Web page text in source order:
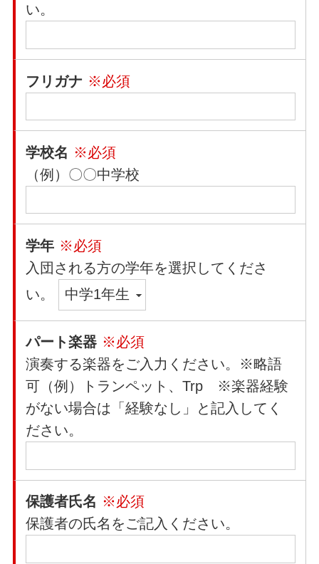
い。
フリガナ ※必須
学校名 ※必須
（例）〇〇中学校
学年 ※必須
入団される方の学年を選択してくださ
い。
パート楽器 ※必須
演奏する楽器をご入力ください。※略語
可（例）トランペット、Trp ※楽器経験
がない場合は「経験なし」と記入してく
ださい。
保護者氏名 ※必須
保護者の氏名をご記入ください。